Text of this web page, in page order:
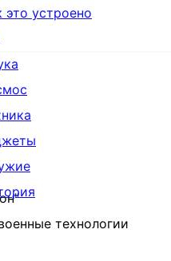
это устроено
технологии